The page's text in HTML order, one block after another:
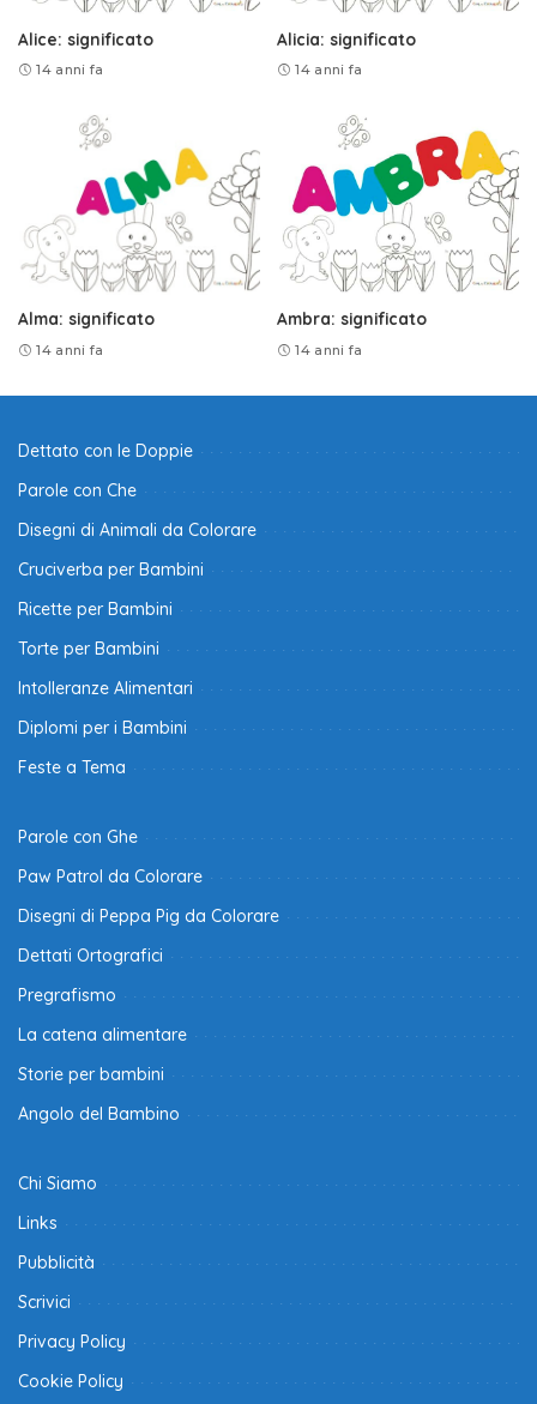
Alice: significato
14 anni fa
Alicia: significato
14 anni fa
Alma: significato
14 anni fa
Ambra: significato
14 anni fa
Dettato con le Doppie
Parole con Che
Disegni di Animali da Colorare
Cruciverba per Bambini
Ricette per Bambini
Torte per Bambini
Intolleranze Alimentari
Diplomi per i Bambini
Feste a Tema
Parole con Ghe
Paw Patrol da Colorare
Disegni di Peppa Pig da Colorare
Dettati Ortografici
Pregrafismo
La catena alimentare
Storie per bambini
Angolo del Bambino
Chi Siamo
Links
Pubblicità
Scrivici
Privacy Policy
Cookie Policy